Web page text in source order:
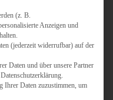
SÜSS
(z. B.
Anzeigen und
(jederzeit widerrufbar) auf der
Daten und über unsere Partner
Ihrer Daten zuzustimmen, um